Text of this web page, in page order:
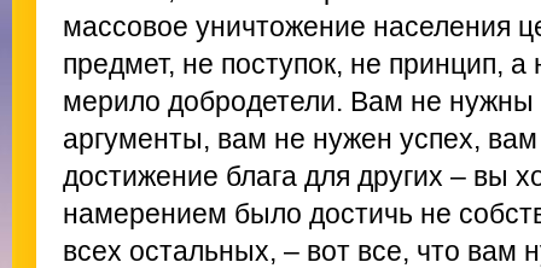
массовое уничтожение населения
предмет, не поступок, не принцип,
мерило добродетели. Вам не нужны
аргументы, вам не нужен успех,
достижение блага для других – вы
намерением было достичь не
всех остальных, – вот все, что